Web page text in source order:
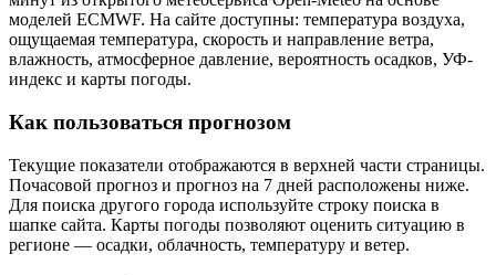
моделей ECMWF. На сайте доступны: температура воздуха,
ощущаемая температура, скорость и направление ветра,
влажность, атмосферное давление, вероятность осадков, УФ-
индекс и карты погоды.
Как пользоваться прогнозом
Текущие показатели отображаются в верхней части страницы.
Почасовой прогноз и прогноз на 7 дней расположены ниже.
Для поиска другого города используйте строку поиска в
шапке сайта. Карты погоды позволяют оценить ситуацию в
регионе — осадки, облачность, температуру и ветер.